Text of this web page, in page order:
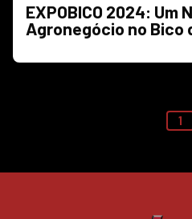
EXPOBICO 2024: Um
Agronegócio no Bico
1